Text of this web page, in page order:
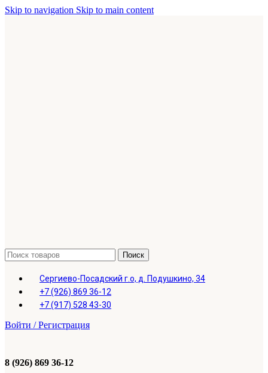
Skip to navigation Skip to main content
Поиск
Сергиево-Посадский г.о, д. Подушкино, 34
+7 (926) 869 36-12
+7 (917) 528 43-30
Войти / Регистрация
8 (926) 869 36-12